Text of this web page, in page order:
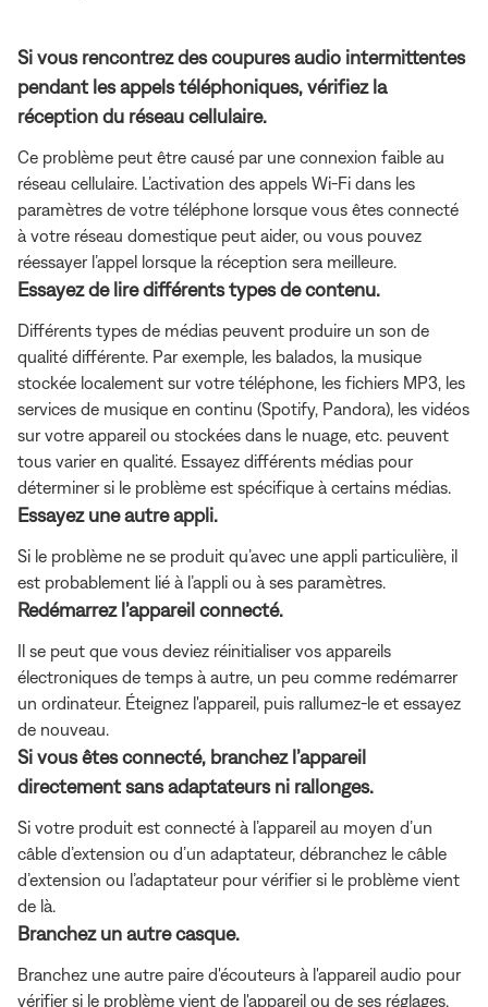
Si vous rencontrez des coupures audio intermittentes
pendant les appels téléphoniques, vérifiez la
réception du réseau cellulaire.
Ce problème peut être causé par une connexion faible au
réseau cellulaire. L’activation des appels Wi-Fi dans les
paramètres de votre téléphone lorsque vous êtes connecté
à votre réseau domestique peut aider, ou vous pouvez
réessayer l’appel lorsque la réception sera meilleure.
Essayez de lire différents types de contenu.
Différents types de médias peuvent produire un son de
qualité différente. Par exemple, les balados, la musique
stockée localement sur votre téléphone, les fichiers MP3, les
services de musique en continu (Spotify, Pandora), les vidéos
sur votre appareil ou stockées dans le nuage, etc. peuvent
tous varier en qualité. Essayez différents médias pour
déterminer si le problème est spécifique à certains médias.
Essayez une autre appli.
Si le problème ne se produit qu’avec une appli particulière, il
est probablement lié à l’appli ou à ses paramètres.
Redémarrez l’appareil connecté.
Il se peut que vous deviez réinitialiser vos appareils
électroniques de temps à autre, un peu comme redémarrer
un ordinateur. Éteignez l'appareil, puis rallumez-le et essayez
de nouveau.
Si vous êtes connecté, branchez l’appareil
directement sans adaptateurs ni rallonges.
Si votre produit est connecté à l’appareil au moyen d’un
câble d’extension ou d’un adaptateur, débranchez le câble
d’extension ou l’adaptateur pour vérifier si le problème vient
de là.
Branchez un autre casque.
Branchez une autre paire d'écouteurs à l'appareil audio pour
vérifier si le problème vient de l'appareil ou de ses réglages.